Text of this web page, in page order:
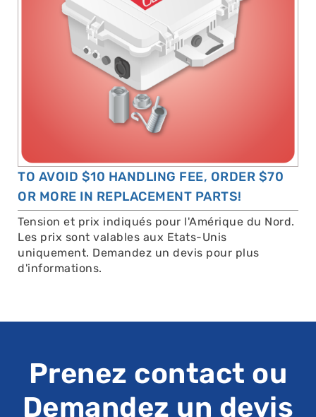
TO AVOID $10 HANDLING FEE, ORDER $70
OR MORE IN REPLACEMENT PARTS!
Tension et prix indiqués pour l'Amérique du Nord.
Les prix sont valables aux Etats-Unis
uniquement. Demandez un devis pour plus
d'informations.
Prenez contact ou
Demandez un devis